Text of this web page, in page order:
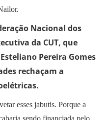
Nacional dos
da CUT, que
Pereira Gomes
rechaçam a
esses jabutis. Porque a
sendo financiada pelo